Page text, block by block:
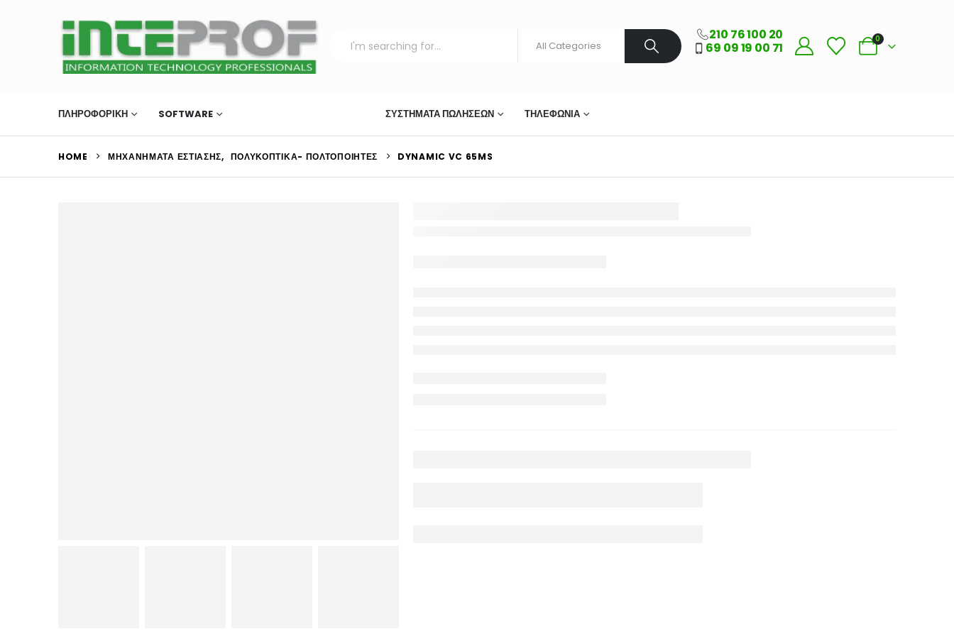
210 76 100 20
69 09 19 00 71
0
ΠΛΗΡΟΦΟΡΙΚΗ SOFTWARE ΣΥΣΤΉΜΑΤΑ ΠΩΛΉΣΕΩΝ ΤΗΛΕΦΩΝΊΑ
HOME ΜΗΧΑΝΉΜΑΤΑ ΕΣΤΊΑΣΗΣ, ΠΟΛΥΚΟΠΤΙΚΆ- ΠΟΛΤΟΠΟΙΗΤΈΣ DYNAMIC VC 65MS